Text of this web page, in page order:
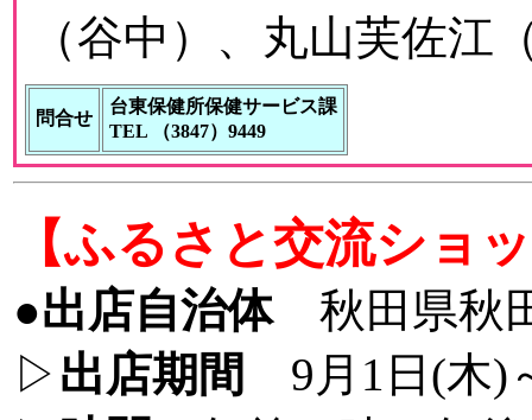
（谷中）、丸山芙佐江
問合せ
台東保健所保健サービス課
TEL （3847）9449
【ふるさと交流ショ
●出店自治体秋田県秋
▷ 出店期間
9月1日(木)